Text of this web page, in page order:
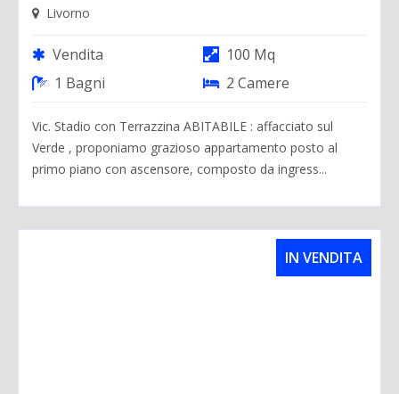
Livorno
Vendita
100 Mq
1 Bagni
2 Camere
Vic. Stadio con Terrazzina ABITABILE : affacciato sul
Verde , proponiamo grazioso appartamento posto al
primo piano con ascensore, composto da ingress...
IN VENDITA